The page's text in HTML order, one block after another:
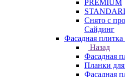
PREMIUM
Снято с
Сайдинг
Фасадная плитка
Назад
Фасадная
Планки
Фасадная